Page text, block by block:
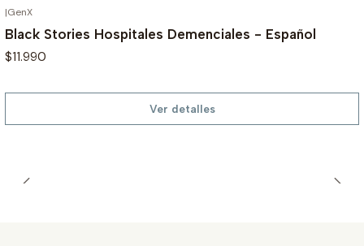
|GenX
Black Stories Hospitales Demenciales - Español
$11.990
Ver detalles